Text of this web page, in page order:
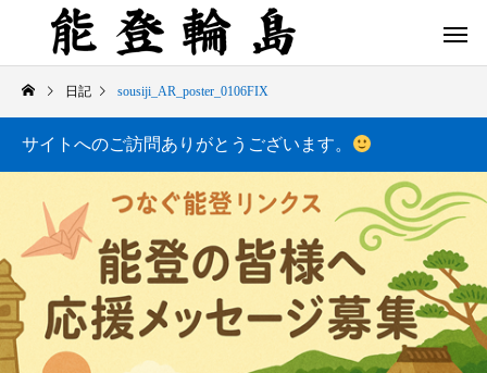
日記 sousiji_AR_poster_0106FIX
サイトへのご訪問ありがとうございます。